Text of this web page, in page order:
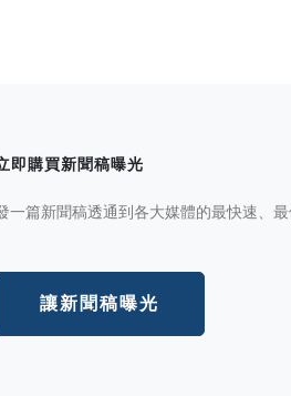
即購買新聞稿曝光
一篇新聞稿透通到各大媒體的最快速、最
讓新聞稿曝光